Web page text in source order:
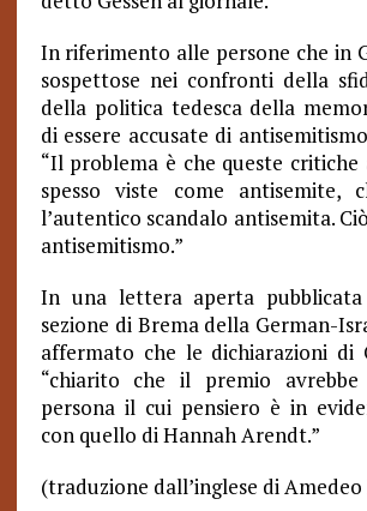
In riferimento alle persone che in
sospettose nei confronti della
della politica tedesca della
di essere accusate di
“Il problema è che queste critiche
spesso viste come antisemite,
l’autentico scandalo antisemita.
antisemitismo.”
In una lettera aperta
sezione di Brema della German-
affermato che le dichiarazioni di
“chiarito che il premio
persona il cui pensiero è in
con quello di Hannah Arendt.”
(traduzione dall’inglese di Amedeo